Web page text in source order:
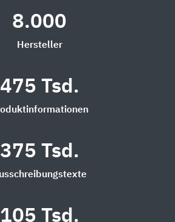
8.000
Hersteller
475 Tsd.
375 Tsd.
105 Tsd.